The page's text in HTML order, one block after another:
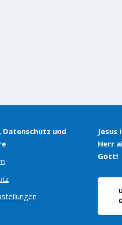
Datenschutz und
Jesus
Herr
Gott!
G